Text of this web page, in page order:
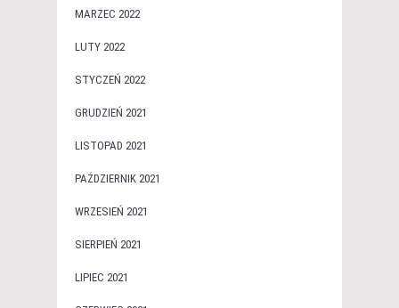
MARZEC 2022
LUTY 2022
STYCZEŃ 2022
GRUDZIEŃ 2021
LISTOPAD 2021
PAŹDZIERNIK 2021
WRZESIEŃ 2021
SIERPIEŃ 2021
LIPIEC 2021